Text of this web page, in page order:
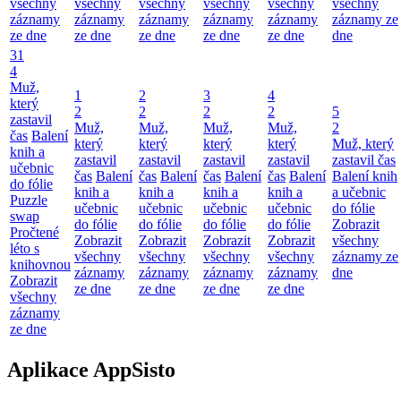
všechny
záznamy
ze dne
všechny
záznamy
ze dne
všechny
záznamy
ze dne
všechny
záznamy
ze dne
všechny
záznamy
ze dne
všechny
záznamy ze
dne
31
4
Muž,
který
zastavil
čas Balení
knih a
učebnic
do fólie
Puzzle
swap
Pročtené
léto s
knihovnou
Zobrazit
všechny
záznamy
ze dne
1
2
Muž,
který
zastavil
čas Balení
knih a
učebnic
do fólie
Zobrazit
všechny
záznamy
ze dne
2
2
Muž,
který
zastavil
čas Balení
knih a
učebnic
do fólie
Zobrazit
všechny
záznamy
ze dne
3
2
Muž,
který
zastavil
čas Balení
knih a
učebnic
do fólie
Zobrazit
všechny
záznamy
ze dne
4
2
Muž,
který
zastavil
čas Balení
knih a
učebnic
do fólie
Zobrazit
všechny
záznamy
ze dne
5
2
Muž, který
zastavil čas
Balení knih
a učebnic
do fólie
Zobrazit
všechny
záznamy ze
dne
Aplikace AppSisto